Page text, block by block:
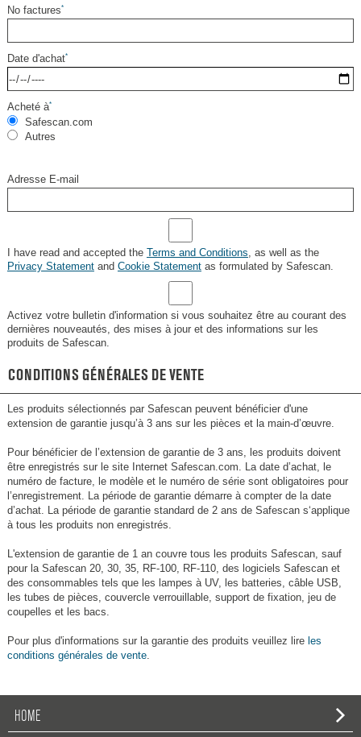
No factures*
Date d'achat*
Acheté à*
Safescan.com
Autres
Adresse E-mail
I have read and accepted the Terms and Conditions, as well as the
Privacy Statementand Cookie Statementas formulated by Safescan.
Activez votre bulletin d'information si vous souhaitez être au courant des
dernières nouveautés, des mises à jour et des informations sur les
produits de Safescan.
CONDITIONS GÉNÉRALES DE VENTE
Les produits sélectionnés par Safescan peuvent bénéficier d'une
extension de garantie jusqu’à 3 ans sur les pièces et la main-d’œuvre.
Pour bénéficier de l’extension de garantie de 3 ans, les produits doivent
être enregistrés sur le site Internet Safescan.com. La date d’achat, le
numéro de facture, le modèle et le numéro de série sont obligatoires pour
l’enregistrement. La période de garantie démarre à compter de la date
d’achat. La période de garantie standard de 2 ans de Safescan s‘applique
à tous les produits non enregistrés.
L'extension de garantie de 1 an couvre tous les produits Safescan, sauf
pour la Safescan 20, 30, 35, RF-100, RF-110, des logiciels Safescan et
des consommables tels que les lampes à UV, les batteries, câble USB,
les tubes de pièces, couvercle verrouillable, support de fixation, jeu de
coupelles et les bacs.
Pour plus d'informations sur la garantie des produits veuillez lire les
conditions générales de vente.
HOME